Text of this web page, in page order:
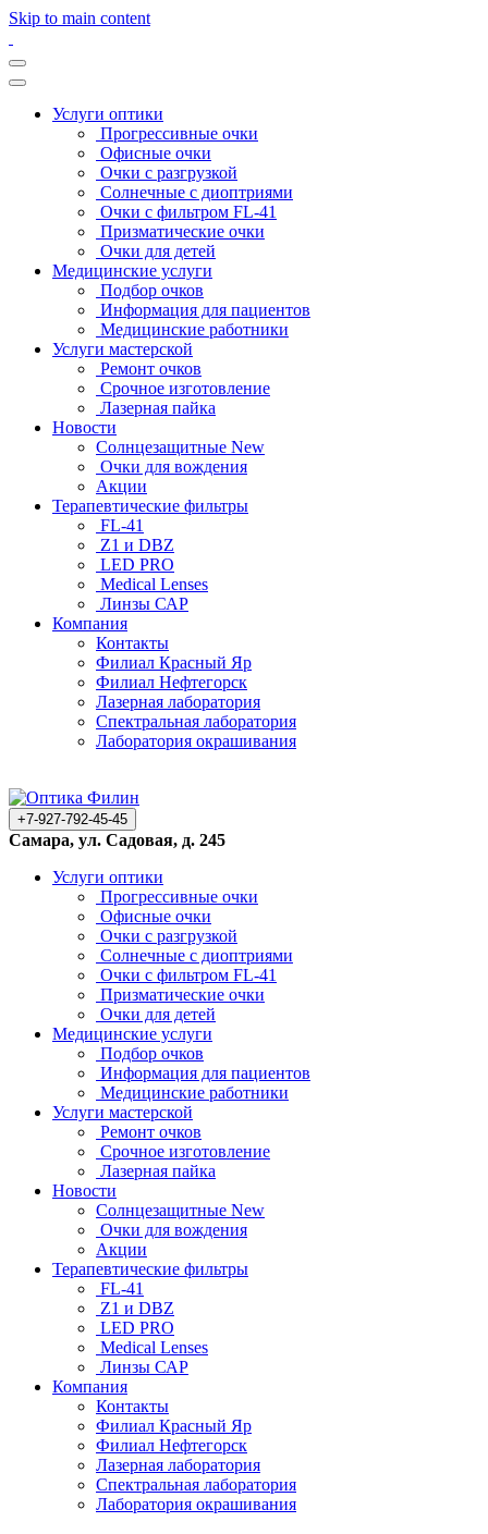
Skip to main content
Услуги оптики
Прогрессивные очки
Офисные очки
Очки с разгрузкой
Солнечные с диоптриями
Очки с фильтром FL-41
Призматические очки
Очки для детей
Медицинские услуги
Подбор очков
Информация для пациентов
Медицинские работники
Услуги мастерской
Ремонт очков
Срочное изготовление
Лазерная пайка
Новости
Солнцезащитные New
Очки для вождения
Акции
Терапевтические фильтры
FL-41
Z1 и DBZ
LED PRO
Medical Lenses
Линзы САР
Компания
Контакты
Филиал Красный Яр
Филиал Нефтегорск
Лазерная лаборатория
Спектральная лаборатория
Лаборатория окрашивания
+7-927-792-45-45
Самара, ул. Садовая, д. 245
Услуги оптики
Прогрессивные очки
Офисные очки
Очки с разгрузкой
Солнечные с диоптриями
Очки с фильтром FL-41
Призматические очки
Очки для детей
Медицинские услуги
Подбор очков
Информация для пациентов
Медицинские работники
Услуги мастерской
Ремонт очков
Срочное изготовление
Лазерная пайка
Новости
Солнцезащитные New
Очки для вождения
Акции
Терапевтические фильтры
FL-41
Z1 и DBZ
LED PRO
Medical Lenses
Линзы САР
Компания
Контакты
Филиал Красный Яр
Филиал Нефтегорск
Лазерная лаборатория
Спектральная лаборатория
Лаборатория окрашивания